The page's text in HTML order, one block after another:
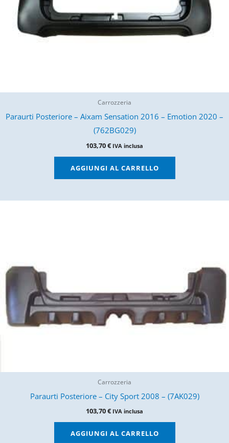
Carrozzeria
Paraurti Posteriore – Aixam Sensation 2016 – Emotion 2020 –
(762BG029)
103,70€ IVA inclusa
AGGIUNGI AL CARRELLO
Carrozzeria
Paraurti Posteriore – City Sport 2008 – (7AK029)
103,70€ IVA inclusa
AGGIUNGI AL CARRELLO